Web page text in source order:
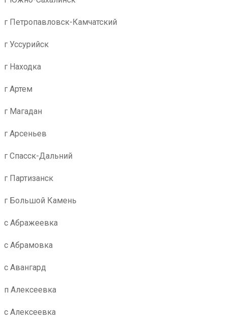
г Петропавловск-Камчатский
г Уссурийск
г Находка
г Артем
г Магадан
г Арсеньев
г Спасск-Дальний
г Партизанск
г Большой Камень
с Абражеевка
с Абрамовка
с Авангард
п Алексеевка
с Алексеевка